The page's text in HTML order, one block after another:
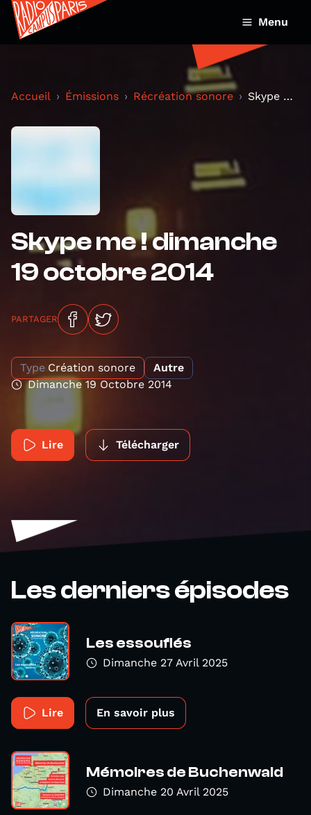
Menu
Accueil Émissions Récréation sonore Skype me ! dimanche 19 octobre 2014
Skype me ! dimanche
19 octobre 2014
PARTAGER
Type Création sonore
Autre
Dimanche 19 Octobre 2014
Lire Télécharger
Les derniers épisodes
Les essouflés
Dimanche 27 Avril 2025
Lire En savoir plus
Mémoires de Buchenwald
Dimanche 20 Avril 2025